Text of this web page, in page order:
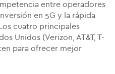
entre operadores
en 5G y la rápida
cuatro principales
Unidos (Verizon, AT&T, T-
para ofrecer mejor